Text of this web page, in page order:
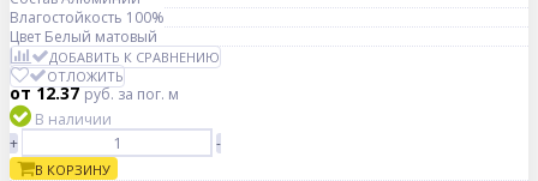
Влагостойкость 100%
Цвет Белый матовый
ДОБАВИТЬ К СРАВНЕНИЮ
ОТЛОЖИТЬ
от 12.37руб.за пог. м
В наличии
+
-
В КОРЗИНУ